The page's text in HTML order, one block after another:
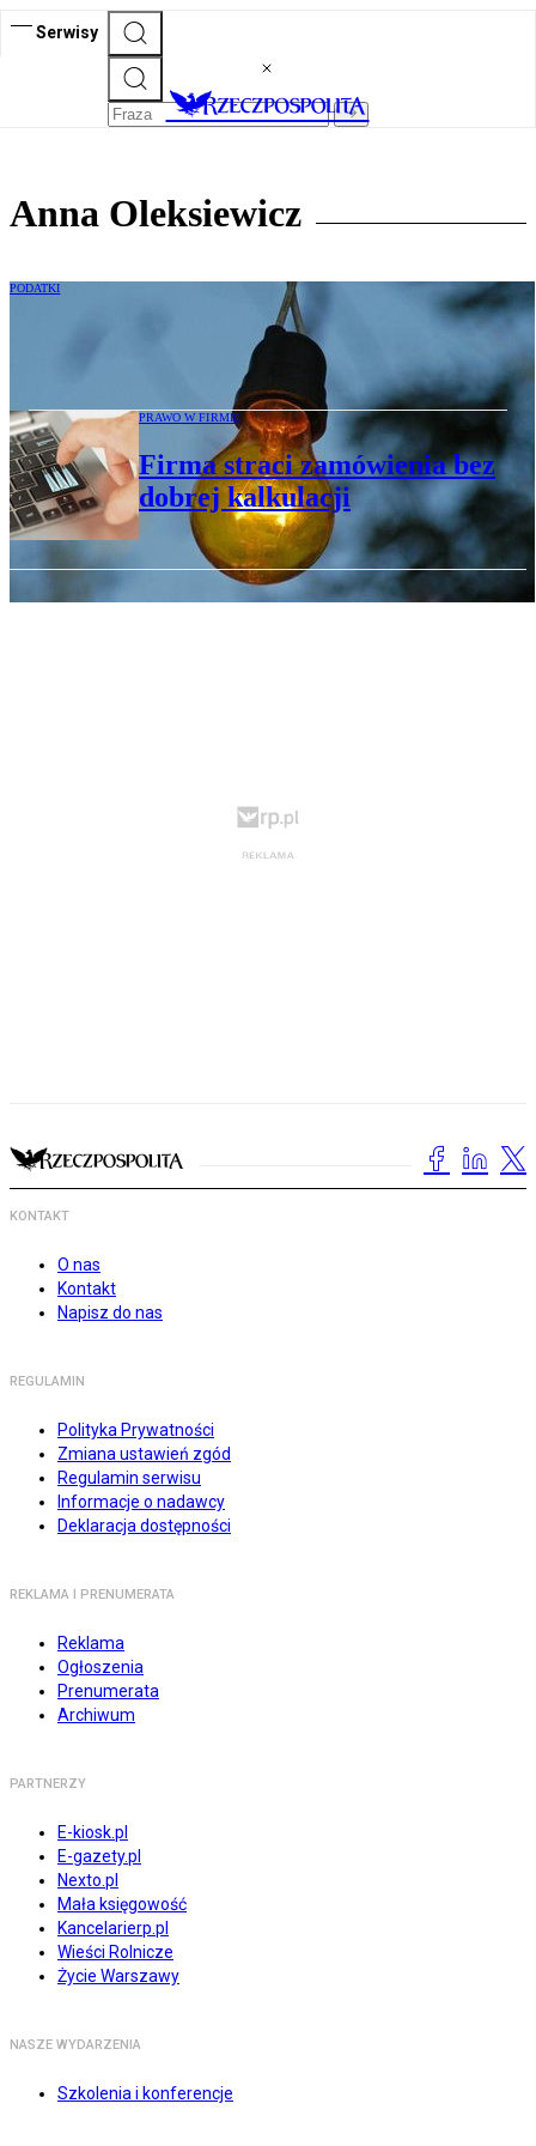
Serwisy
Anna Oleksiewicz
PODATKI
Nadmierny pobór prądu w firmie może
być kosztowny
PRAWO W FIRMIE
Firma straci zamówienia bez
dobrej kalkulacji
KONTAKT
O nas
Kontakt
Napisz do nas
REGULAMIN
Polityka Prywatności
Zmiana ustawień zgód
Regulamin serwisu
Informacje o nadawcy
Deklaracja dostępności
REKLAMA I PRENUMERATA
Reklama
Ogłoszenia
Prenumerata
Archiwum
PARTNERZY
E-kiosk.pl
E-gazety.pl
Nexto.pl
Mała księgowość
Kancelarierp.pl
Wieści Rolnicze
Życie Warszawy
NASZE WYDARZENIA
Szkolenia i konferencje